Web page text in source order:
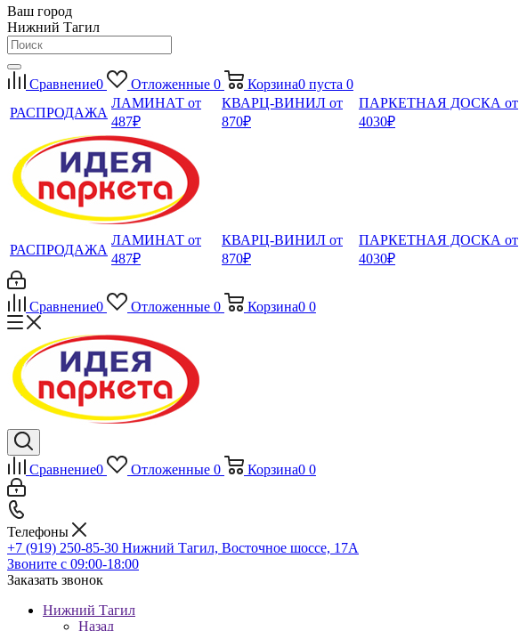
Ваш город
Нижний Тагил
Сравнение0 Отложенные 0 Корзина0 пуста 0
РАСПРОДАЖА
ЛАМИНАТ от
487₽
КВАРЦ-ВИНИЛ от
870₽
ПАРКЕТНАЯ ДОСКА от
4030₽
РАСПРОДАЖА
ЛАМИНАТ от
487₽
КВАРЦ-ВИНИЛ от
870₽
ПАРКЕТНАЯ ДОСКА от
4030₽
Сравнение0 Отложенные 0 Корзина0 0
Сравнение0 Отложенные 0 Корзина0 0
Телефоны
+7 (919) 250-85-30 Нижний Тагил, Восточное шоссе, 17А
Звоните с 09:00-18:00
Заказать звонок
Нижний Тагил
Назад